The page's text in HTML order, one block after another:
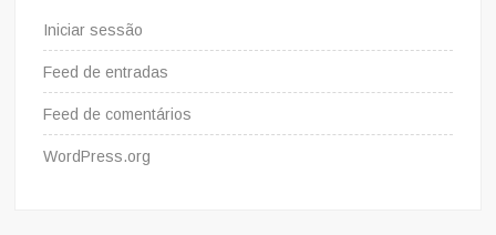
Iniciar sessão
Feed de entradas
Feed de comentários
WordPress.org